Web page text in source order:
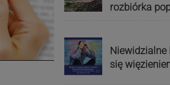
rozbiórka
Niewidzialne
się